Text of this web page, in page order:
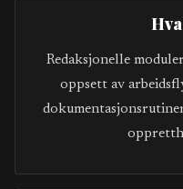
Redaksjonelle
oppsett av